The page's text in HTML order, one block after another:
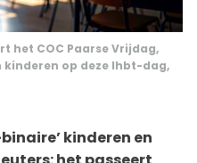
het COC Paarse Vrijdag,
kinderen op deze lhbt-dag,
kinderen en